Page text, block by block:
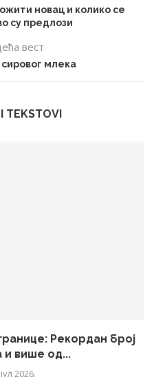
новац и колико се
су предлози
вест
млека
TEKSTOVI
Рекордан број
и више од...
2026.